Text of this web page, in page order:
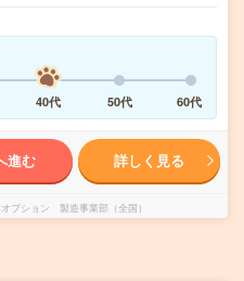
40代 50代 60代
進む 詳しく見る
プション 製造事業部（全国）